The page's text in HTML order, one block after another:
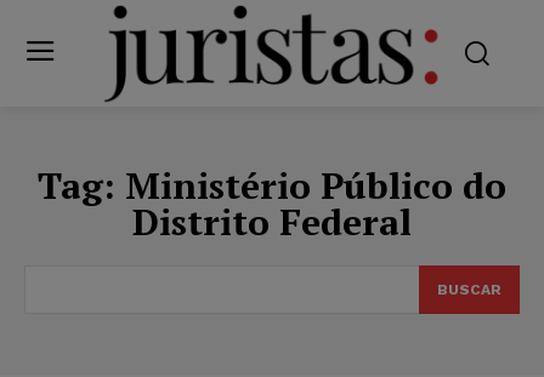
Tag: Ministério Público do
Distrito Federal
BUSCAR